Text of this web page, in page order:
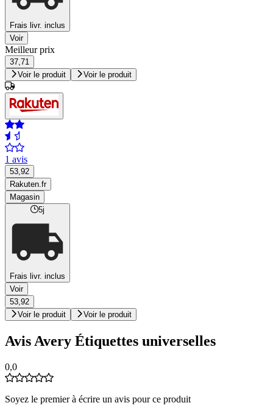
Frais livr. inclus
Voir
Meilleur prix
37,71
Voir le produit
Voir le produit
1 avis
53,92
Rakuten.fr
Magasin
5j
Frais livr. inclus
Voir
53,92
Voir le produit
Voir le produit
Avis Avery Étiquettes universelles
0,0
Soyez le premier à écrire un avis pour ce produit